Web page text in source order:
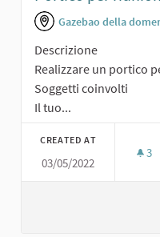
Gazebao della
Descrizione
Realizzare un portico
Soggetti coinvolti
Il tuo...
CREATED AT
03/05/2022
3